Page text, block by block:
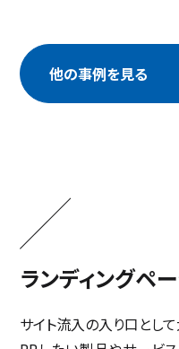
他の事例を見る
ランディングペ
サイト流入の入り口とし